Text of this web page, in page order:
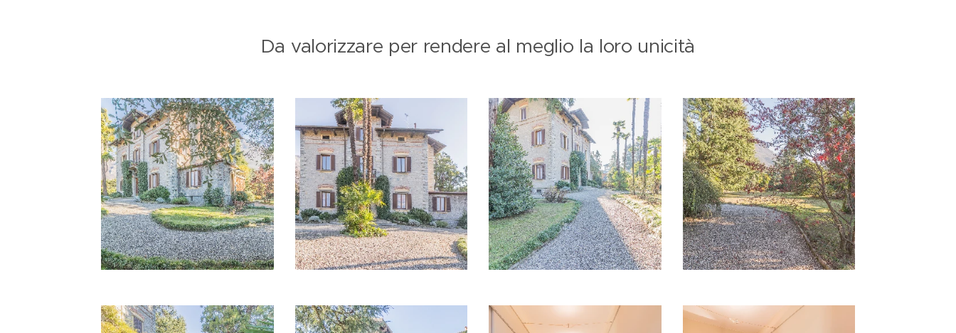
Da valorizzare per rendere al meglio la loro unicità